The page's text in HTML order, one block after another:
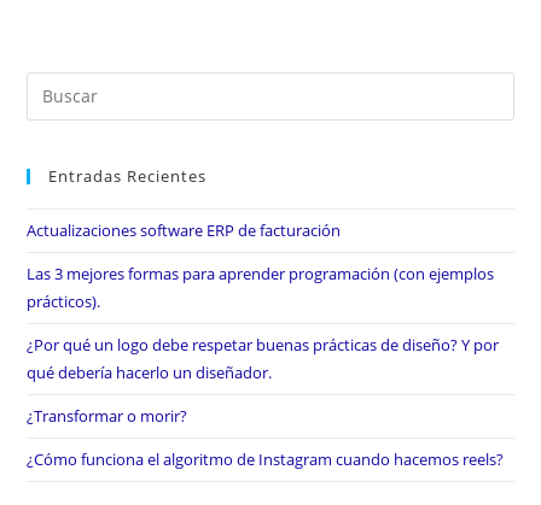
Entradas Recientes
Actualizaciones software ERP de facturación
Las 3 mejores formas para aprender programación (con ejemplos
prácticos).
¿Por qué un logo debe respetar buenas prácticas de diseño? Y por
qué debería hacerlo un diseñador.
¿Transformar o morir?
¿Cómo funciona el algoritmo de Instagram cuando hacemos reels?